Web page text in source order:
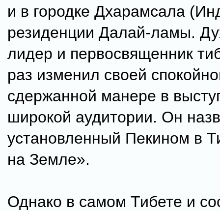
и в городке Дхарамсала
резиденции Далай-ламы.
лидер и первосвященник
раз изменил своей
сдержанной манере в
широкой аудитории. Он
установленный Пекином в
на Земле».
Однако в самом Тибете и